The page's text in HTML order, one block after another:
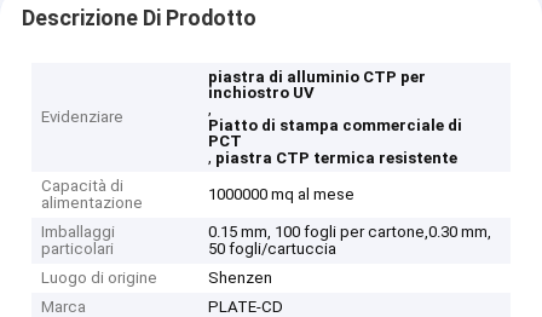
Descrizione Di Prodotto
Evidenziare
piastra di alluminio CTP per
inchiostro UV
,
Piatto di stampa commerciale di
PCT
, piastra CTP termica resistente
Capacità di
alimentazione
1000000 mq al mese
Imballaggi
particolari
0.15 mm, 100 fogli per cartone,0.30 mm,
50 fogli/cartuccia
Luogo di origine
Shenzen
Marca
PLATE-CD